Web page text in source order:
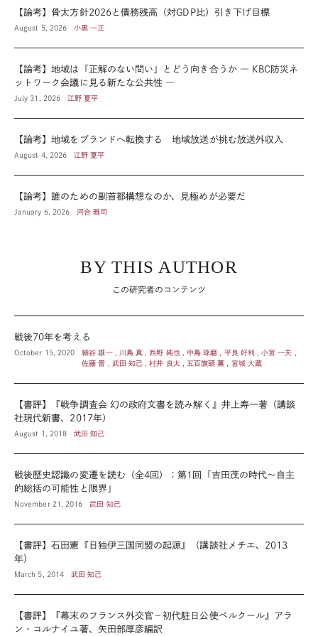
【論考】骨太方針2026と債務残高（対GDP比）引き下げ目標
August 5, 2026 小黒 一正
【論考】地域は「正解のない問い」とどう向き合うか ― KBC防災ネ
ットワーク会議に見る新たな公共性 ―
July 31, 2026 江野 夏平
【論考】地域をブランドへ転換する 地域放送が挑む放送外収入
August 4, 2026 江野 夏平
【論考】誰のための副首都構想なのか、見極めが必要だ
January 6, 2026 河合 雅司
BY THIS AUTHOR
この研究者のコンテンツ
戦後70年を考える
October 15, 2020
細谷 雄一 , 川島 真 , 西野 純也 , 中島 琢磨 , 平良 好利 , 小宮 一夫 ,
佐藤 晋 , 武田 知己 , 村井 良太 , 五百旗頭 薫 , 宮城 大蔵
【書評】『戦争調査会 幻の政府文書を読み解く』井上寿一著（講談
社現代新書、2017年）
August 1, 2018 武田 知己
戦後歴史認識の変遷を読む（全4回）：第1回「吉田茂の時代～自主
的総括の可能性と限界」
November 21, 2016 武田 知己
【書評】石田憲『日独伊三国同盟の起源』（講談社メチエ、2013
年）
March 5, 2014 武田 知己
【書評】『幕末のフランス外交官－初代駐日公使ベルクール』アラ
ン・コルナイユ著、矢田部厚彦編訳